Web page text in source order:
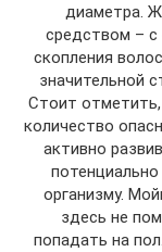
диаметра.
средством –
скопления
значительной
Стоит
количество
активно
организму.
здесь не
попадать на